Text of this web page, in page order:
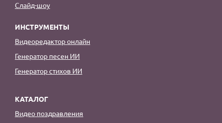
Слайд-шоу
ИНСТРУМЕНТЫ
Видеоредактор онлайн
Генератор песен ИИ
Генератор стихов ИИ
КАТАЛОГ
Видео поздравления